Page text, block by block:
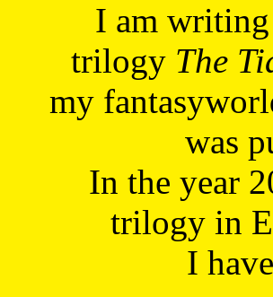
I am writing
trilogy The
my
was
In the year
trilogy in
I have